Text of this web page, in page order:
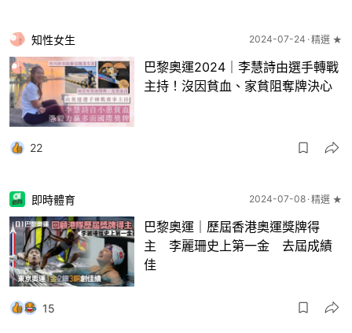
知性女生 2024-07-24 精選 ★
巴黎奧運2024｜李慧詩由選手轉戰
主持！沒因貧血、家貧阻奪牌決心
22
即時體育 2024-07-08 精選 ★
巴黎奧運｜歷屆香港奧運獎牌得
主 李麗珊史上第一金 去屆成績
佳
15